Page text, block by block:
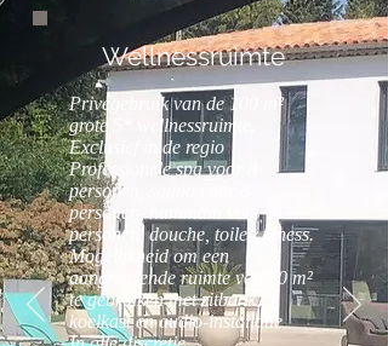
Wellnessruimte
Privégebruik van de 100 m²
grote 5* wellnessruimte.
Exclusief in de regio
Professionele spa voor 8
personen, sauna voor 8
personen, hammam voor 8
personen, douche, toilet, fitness.
Mogelijkheid om een
aangrenzende ruimte van 40 m²
te gebruiken met zitbank,
koelkast en audio-installatie